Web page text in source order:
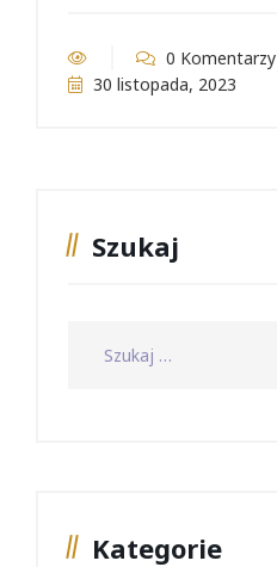
0 Komentarzy
30 listopada, 2023
Szukaj
Kategorie